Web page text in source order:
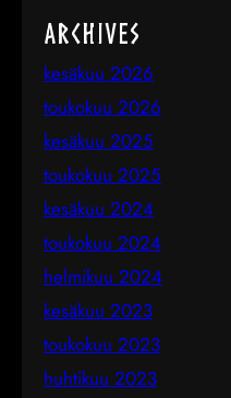
Archives
kesäkuu 2026
toukokuu 2026
kesäkuu 2025
toukokuu 2025
kesäkuu 2024
toukokuu 2024
helmikuu 2024
kesäkuu 2023
toukokuu 2023
huhtikuu 2023